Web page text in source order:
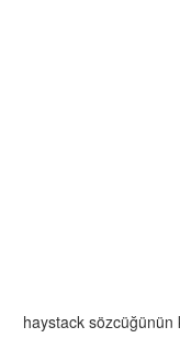
haystack sözcüğünün